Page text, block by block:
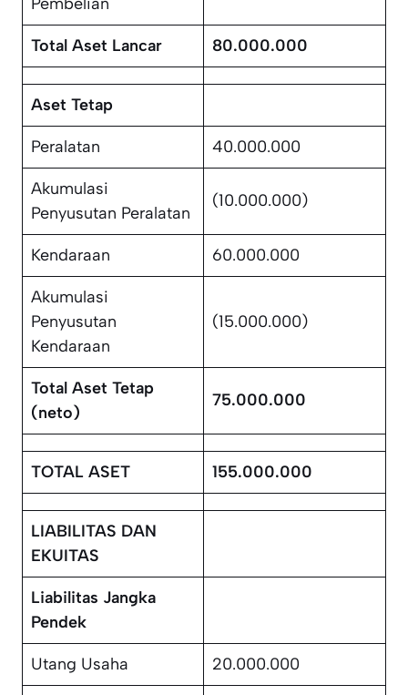
Pembelian
Total Aset Lancar 80.000.000
Aset Tetap
Peralatan 40.000.000
Akumulasi
Penyusutan Peralatan
(10.000.000)
Kendaraan 60.000.000
Akumulasi
Penyusutan
Kendaraan
(15.000.000)
Total Aset Tetap
(neto)
75.000.000
TOTAL ASET 155.000.000
LIABILITAS DAN
EKUITAS
Liabilitas Jangka
Pendek
Utang Usaha 20.000.000